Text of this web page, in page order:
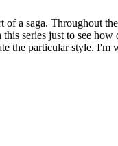
a saga. Throughout
series just to see
the particular style.